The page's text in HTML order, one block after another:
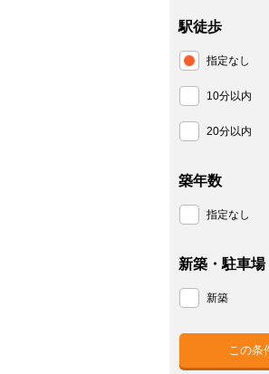
駅徒歩
指定なし
10分以内
20分以内
築年数
指定なし
新築・駐車場
新築